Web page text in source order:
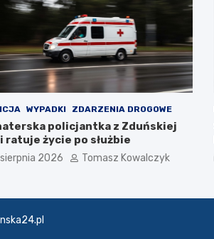
WYPADKI ZDARZENIA DROGOWE
policjantka z Zduńskiej
ratuje życie po służbie
sierpnia 2026 Tomasz Kowalczyk